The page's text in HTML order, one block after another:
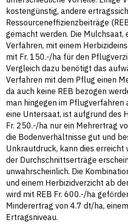
kostengünstig, andere
Ressourceneffizienzbeiträge
gemacht werden. Die Mulchsaat,
Verfahren, mit einem
mit Fr. 150.-/ha für den
Vergleich dazu benötigt das
Verfahren mit dem Pflug einen
da auch keine REB bezogen
man hingegen im Pflugverfahren
eine Untersaat, ist aufgrund des
Fr. 250.-/ha nur ein Mehrertrag
die Bodenverhältnisse gut und
Unkrautdruck, kann dies erreicht
der Durchschnittserträge
unwahrscheinlich. Die
und einem Herbizidverzicht ab
wird mit REB Fr. 600.-/ha
Minderertrag von 4.7 dt/ha,
Ertragsniveau.